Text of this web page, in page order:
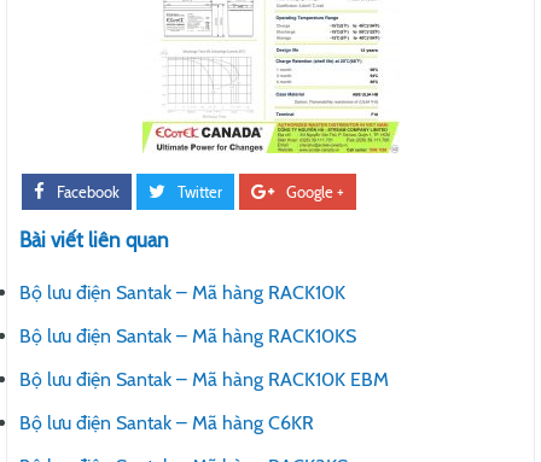
Facebook Twitter Google +
Bài viết liên quan
Bộ lưu điện Santak – Mã hàng RACK10K
Bộ lưu điện Santak – Mã hàng RACK10KS
Bộ lưu điện Santak – Mã hàng RACK10K EBM
Bộ lưu điện Santak – Mã hàng C6KR